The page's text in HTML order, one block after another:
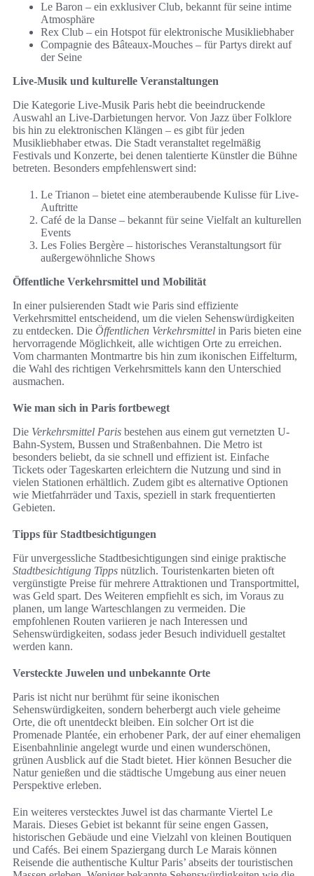
Le Baron – ein exklusiver Club, bekannt für seine intime
Atmosphäre
Rex Club – ein Hotspot für elektronische Musikliebhaber
Compagnie des Bâteaux-Mouches – für Partys direkt auf
der Seine
Live-Musik und kulturelle Veranstaltungen
Die Kategorie Live-Musik Paris hebt die beeindruckende
Auswahl an Live-Darbietungen hervor. Von Jazz über Folklore
bis hin zu elektronischen Klängen – es gibt für jeden
Musikliebhaber etwas. Die Stadt veranstaltet regelmäßig
Festivals und Konzerte, bei denen talentierte Künstler die Bühne
betreten. Besonders empfehlenswert sind:
Le Trianon – bietet eine atemberaubende Kulisse für Live-
Auftritte
Café de la Danse – bekannt für seine Vielfalt an kulturellen
Events
Les Folies Bergère – historisches Veranstaltungsort für
außergewöhnliche Shows
Öffentliche Verkehrsmittel und Mobilität
In einer pulsierenden Stadt wie Paris sind effiziente
Verkehrsmittel entscheidend, um die vielen Sehenswürdigkeiten
zu entdecken. Die Öffentlichen Verkehrsmittel in Paris bieten eine
hervorragende Möglichkeit, alle wichtigen Orte zu erreichen.
Vom charmanten Montmartre bis hin zum ikonischen Eiffelturm,
die Wahl des richtigen Verkehrsmittels kann den Unterschied
ausmachen.
Wie man sich in Paris fortbewegt
Die Verkehrsmittel Paris bestehen aus einem gut vernetzten U-
Bahn-System, Bussen und Straßenbahnen. Die Metro ist
besonders beliebt, da sie schnell und effizient ist. Einfache
Tickets oder Tageskarten erleichtern die Nutzung und sind in
vielen Stationen erhältlich. Zudem gibt es alternative Optionen
wie Mietfahrräder und Taxis, speziell in stark frequentierten
Gebieten.
Tipps für Stadtbesichtigungen
Für unvergessliche Stadtbesichtigungen sind einige praktische
Stadtbesichtigung Tipps nützlich. Touristenkarten bieten oft
vergünstigte Preise für mehrere Attraktionen und Transportmittel,
was Geld spart. Des Weiteren empfiehlt es sich, im Voraus zu
planen, um lange Warteschlangen zu vermeiden. Die
empfohlenen Routen variieren je nach Interessen und
Sehenswürdigkeiten, sodass jeder Besuch individuell gestaltet
werden kann.
Versteckte Juwelen und unbekannte Orte
Paris ist nicht nur berühmt für seine ikonischen
Sehenswürdigkeiten, sondern beherbergt auch viele geheime
Orte, die oft unentdeckt bleiben. Ein solcher Ort ist die
Promenade Plantée, ein erhobener Park, der auf einer ehemaligen
Eisenbahnlinie angelegt wurde und einen wunderschönen,
grünen Ausblick auf die Stadt bietet. Hier können Besucher die
Natur genießen und die städtische Umgebung aus einer neuen
Perspektive erleben.
Ein weiteres verstecktes Juwel ist das charmante Viertel Le
Marais. Dieses Gebiet ist bekannt für seine engen Gassen,
historischen Gebäude und eine Vielzahl von kleinen Boutiquen
und Cafés. Bei einem Spaziergang durch Le Marais können
Reisende die authentische Kultur Paris’ abseits der touristischen